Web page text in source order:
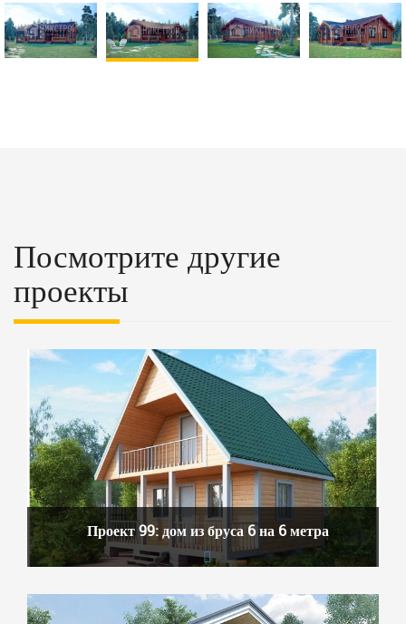
Посмотрите другие
проекты
Проект 99: дом из бруса 6 на 6 метра